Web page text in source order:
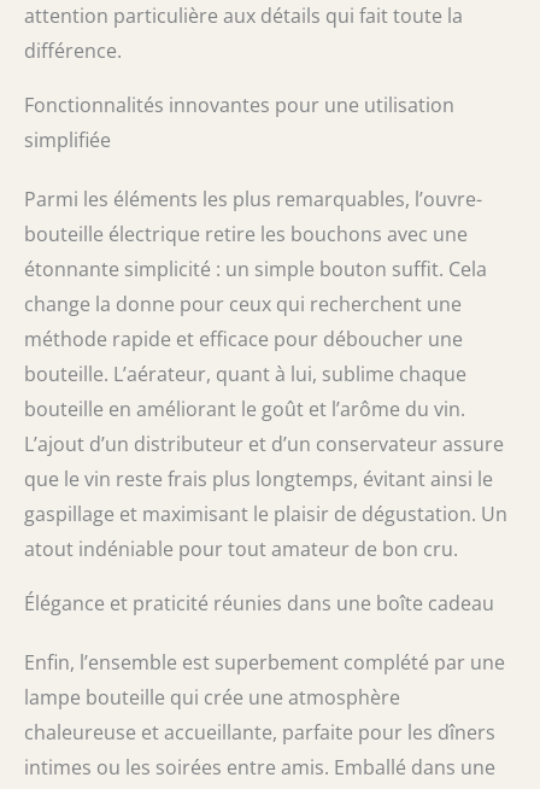
détails raffinés et d'une finition luxueuse,
crée une expérience de déballage
anniversaires, les événements d'entreprise,
les vacances et les anniversaires. Que vous
honoriez un amateur de vin chevronné ou
dans le monde des beaux millésimes,
Premior veille à ce que votre cadeau se
démarque et reste dans sa mémoire.
attention particulière aux détails qui fait toute la
différence.
Fonctionnalités innovantes pour une utilisation
simplifiée
Parmi les éléments les plus remarquables, l’ouvre-
bouteille électrique retire les bouchons avec une
étonnante simplicité : un simple bouton suffit. Cela
change la donne pour ceux qui recherchent une
méthode rapide et efficace pour déboucher une
bouteille. L’aérateur, quant à lui, sublime chaque
bouteille en améliorant le goût et l’arôme du vin.
L’ajout d’un distributeur et d’un conservateur assure
que le vin reste frais plus longtemps, évitant ainsi le
gaspillage et maximisant le plaisir de dégustation. Un
atout indéniable pour tout amateur de bon cru.
Élégance et praticité réunies dans une boîte cadeau
Enfin, l’ensemble est superbement complété par une
lampe bouteille qui crée une atmosphère
chaleureuse et accueillante, parfaite pour les dîners
intimes ou les soirées entre amis. Emballé dans une